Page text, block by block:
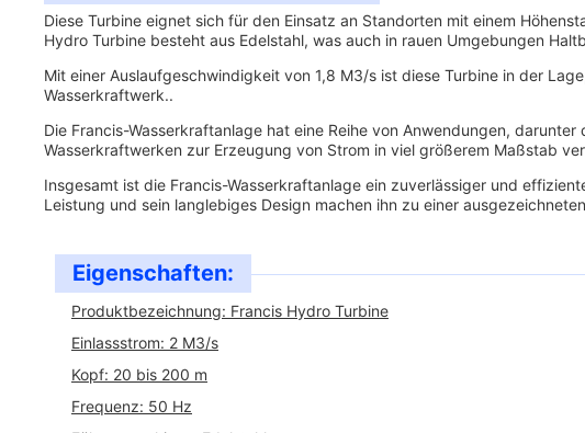
Diese Turbine eignet sich für den Einsatz an Standorten mit einem
Hydro Turbine besteht aus Edelstahl, was auch in rauen Umgebungen
Mit einer Auslaufgeschwindigkeit von 1,8 M3/s ist diese Turbine in der
Wasserkraftwerk..
Die Francis-Wasserkraftanlage hat eine Reihe von Anwendungen,
Wasserkraftwerken zur Erzeugung von Strom in viel größerem Maßstab
Insgesamt ist die Francis-Wasserkraftanlage ein zuverlässiger und
Leistung und sein langlebiges Design machen ihn zu einer
Eigenschaften:
Produktbezeichnung: Francis Hydro Turbine
Einlassstrom: 2 M3/s
Kopf: 20 bis 200 m
Frequenz: 50 Hz